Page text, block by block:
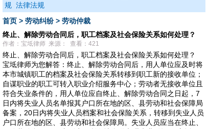
规 法律法规
首页 > 劳动纠纷> 劳动仲裁
终止、解除劳动合同后，职工档案及社会保险关系如何处理？
作者：宝坻律师 来源： 查看：421
终止、解除劳动合同后，职工档案及社会保险关系如何处理？
宝坻律师为您解答：终止、解除劳动合同后，用人单位应及时将
本市城镇职工的档案及社会保险关系转移到职工新的接收单位；
自谋职业的职工可转入职业介绍服务中心；劳动者无接收单位且
符合失业条件的，用人单位应自终止、解除劳动合同之日起，7
日内将失业人员名单报其户口所在地的区、县劳动和社会保障局
备案，20日内将失业人员档案和社会保险关系，转移到失业人员
户口所在地的区、县劳动和社会保障局。失业人员应当在终止、